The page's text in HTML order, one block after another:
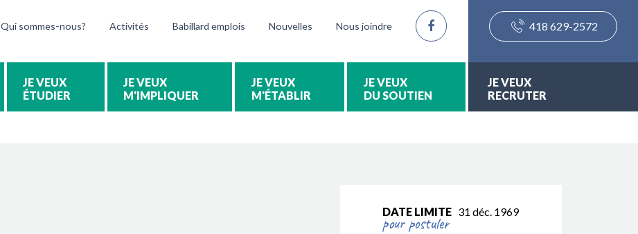
Qui sommes-nous? Activités Babillard emplois Nouvelles Nous joindre 418 629-2572
ÉTUDIER M'IMPLIQUER M'ÉTABLIR DU SOUTIEN RECRUTER
DATE LIMITE
pour postuler
31 déc. 1969